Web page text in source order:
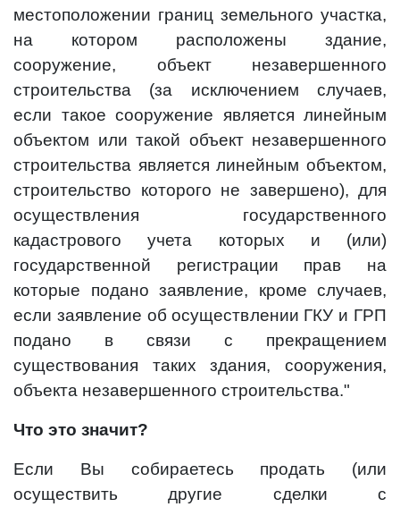
местоположении границ земельного участка,
на котором расположены здание,
сооружение, объект незавершенного
строительства (за исключением случаев,
если такое сооружение является линейным
объектом или такой объект незавершенного
строительства является линейным объектом,
строительство которого не завершено), для
осуществления государственного
кадастрового учета которых и (или)
государственной регистрации прав на
которые подано заявление, кроме случаев,
если заявление об осуществлении ГКУ и ГРП
подано в связи с прекращением
существования таких здания, сооружения,
объекта незавершенного строительства."
Что это значит?
Если Вы собираетесь продать (или
осуществить другие сделки с